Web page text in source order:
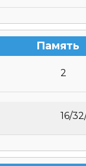
Память
2
16/